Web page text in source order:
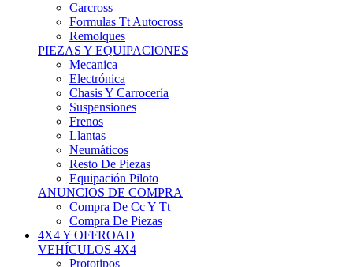
Carcross
Formulas Tt Autocross
Remolques
PIEZAS Y EQUIPACIONES
Mecanica
Electrónica
Chasis Y Carrocería
Suspensiones
Frenos
Llantas
Neumáticos
Resto De Piezas
Equipación Piloto
ANUNCIOS DE COMPRA
Compra De Cc Y Tt
Compra De Piezas
4X4 Y OFFROAD
VEHÍCULOS 4X4
Prototipos